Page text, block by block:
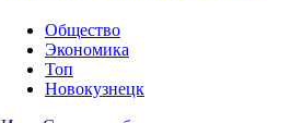
Общество
Экономика
Топ
Новокузнецк